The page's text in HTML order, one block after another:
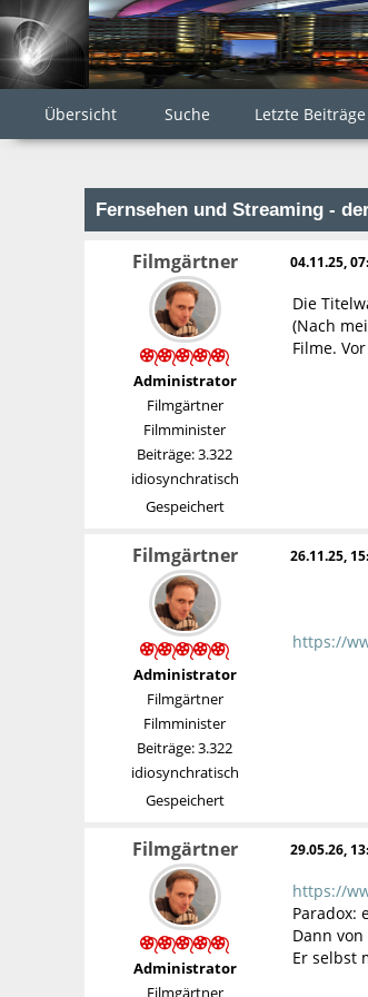
Übersicht Suche Letzte Beiträge
Fernsehen und Streaming -
Filmgärtner
Administrator
Filmgärtner
Filmminister
Beiträge: 3.322
idiosynchratisch
Gespeichert
04.11.25,
Die
(Nach
Filme.
Filmgärtner
Administrator
Filmgärtner
Filmminister
Beiträge: 3.322
idiosynchratisch
Gespeichert
26.11.25,
https://
Filmgärtner
Administrator
Filmgärtner
29.05.26,
https://
Paradox:
Dann
Er selbst